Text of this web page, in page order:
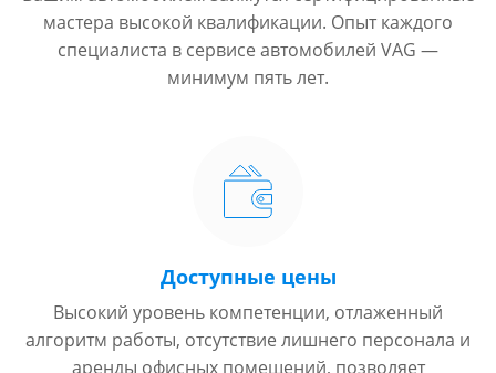
мастера высокой квалификации. Опыт каждого
специалиста в сервисе автомобилей VAG —
минимум пять лет.
Доступные цены
Высокий уровень компетенции, отлаженный
алгоритм работы, отсутствие лишнего персонала и
аренды офисных помещений, позволяет